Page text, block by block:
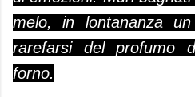
melo, in lontananza
rarefarsi del profumo
forno.